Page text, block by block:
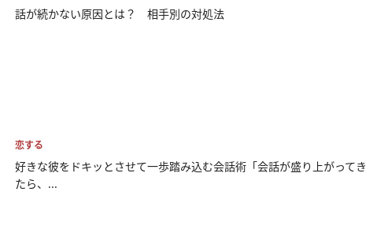
話が続かない原因とは？ 相手別の対処法
恋する
好きな彼をドキッとさせて一歩踏み込む会話術「会話が盛り上がってき
たら、...